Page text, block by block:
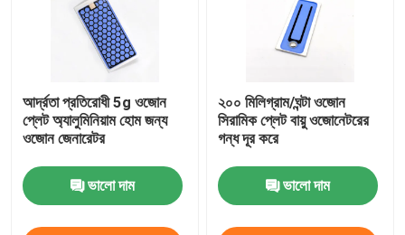
আর্দ্রতা প্রতিরোধী 5g ওজোন
প্লেট অ্যালুমিনিয়াম হোম জন্য
ওজোন জেনারেটর
ভালো দাম
২০০ মিলিগ্রাম/ঘন্টা ওজোন
সিরামিক প্লেট বায়ু ওজোনেটরের
গন্ধ দূর করে
ভালো দাম